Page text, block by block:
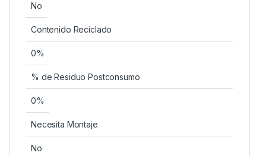
No
Contenido Reciclado
0%
% de Residuo Postconsumo
0%
Necesita Montaje
No